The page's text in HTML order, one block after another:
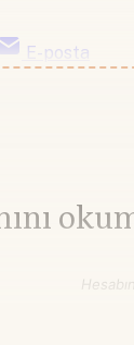
E-posta